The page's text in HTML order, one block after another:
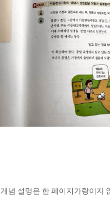
념 설명은 한 페이지가량이지